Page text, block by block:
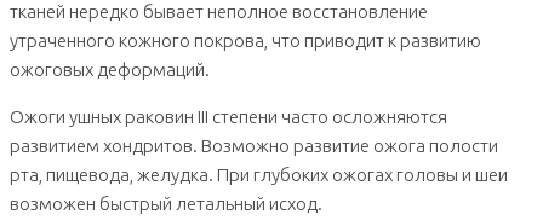
тканей нередко бывает неполное восстановление
утраченного кожного покрова, что приводит к развитию
ожоговых деформаций.
Ожоги ушных раковин III степени часто осложняются
развитием хондритов. Возможно развитие ожога полости
рта, пищевода, желудка. При глубоких ожогах головы и шеи
возможен быстрый летальный исход.